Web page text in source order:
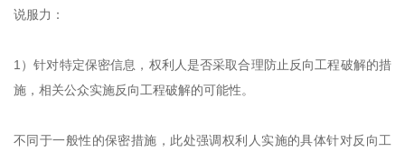
说服力：
1）针对特定保密信息，权利人是否采取合理防止反向工程破解的措
施，相关公众实施反向工程破解的可能性。
不同于一般性的保密措施，此处强调权利人实施的具体针对反向工